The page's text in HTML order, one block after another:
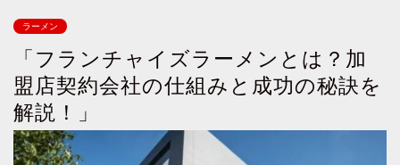
ラーメン
「フランチャイズラーメンとは？加
盟店契約会社の仕組みと成功の秘訣を
解説！」